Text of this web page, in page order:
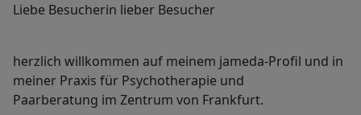
Liebe Besucherin lieber Besucher
herzlich willkommen auf meinem jameda-Profil und in
meiner Praxis für Psychotherapie und
Paarberatung im Zentrum von Frankfurt.